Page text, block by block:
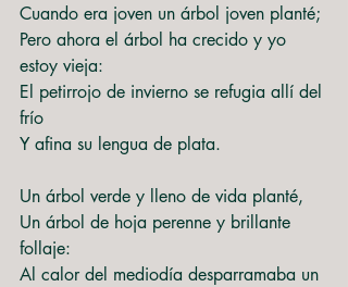
Cuando era joven un árbol joven planté;
Pero ahora el árbol ha crecido y yo
estoy vieja:
El petirrojo de invierno se refugia allí del
frío
Y afina su lengua de plata.
Un árbol verde y lleno de vida planté,
Un árbol de hoja perenne y brillante
follaje:
Al calor del mediodía desparramaba un